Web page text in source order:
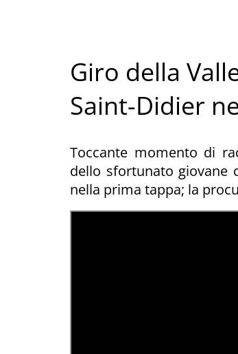
Giro della
Saint-Didier
Toccante momento di
dello sfortunato giovane
nella prima tappa; la